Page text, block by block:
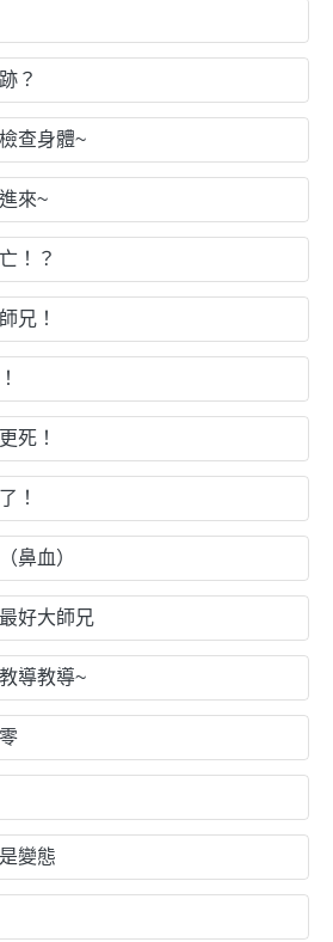
？
查身體~
來~
！？
兄！
死！
！
鼻血）
好大師兄
導教導~
變態